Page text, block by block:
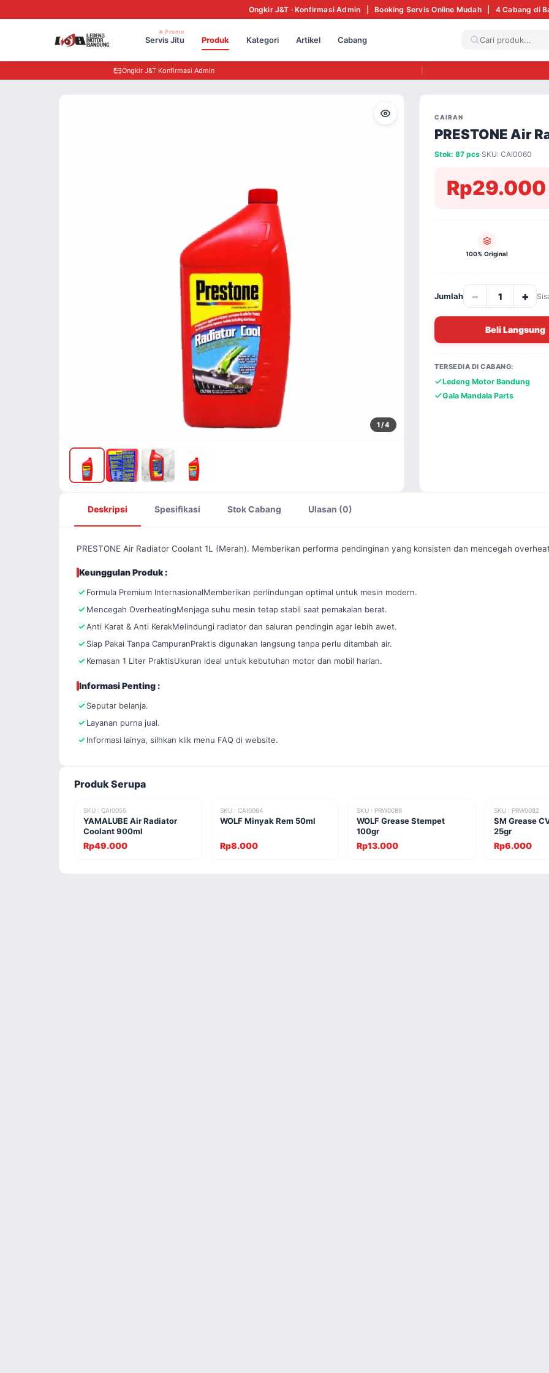
Ongkir J&T · Konfirmasi Admin | Booking Servis Online Mudah | 4 Cabang di
Servis Jitu
🔥 Promo
Produk Kategori Artikel Cabang
Ongkir J&T Konfirmasi Admin
1/ 4
CAIRAN
PRESTONE Air
Stok: 87 pcs·SKU: CAI0060
Rp29.000
100% Original
Jumlah − +
Beli Langsung
TERSEDIA DI CABANG:
Ledeng Motor Bandung
Gala Mandala Parts
Deskripsi Spesifikasi Stok Cabang Ulasan (0)
PRESTONE Air Radiator Coolant 1L (Merah). Memberikan performa pendinginan yang konsisten dan mencegah
Keunggulan Produk :
Formula Premium InternasionalMemberikan perlindungan optimal untuk mesin modern.
Mencegah OverheatingMenjaga suhu mesin tetap stabil saat pemakaian berat.
Anti Karat & Anti KerakMelindungi radiator dan saluran pendingin agar lebih awet.
Siap Pakai Tanpa CampuranPraktis digunakan langsung tanpa perlu ditambah air.
Kemasan 1 Liter PraktisUkuran ideal untuk kebutuhan motor dan mobil harian.
Informasi Penting :
Seputar belanja.
Layanan purna jual.
Informasi lainya, silhkan klik menu FAQ di website.
Produk Serupa
SKU : CAI0055
YAMALUBE Air Radiator
Coolant 900ml
Rp49.000
SKU : CAI0064
WOLF Minyak Rem 50ml
Rp8.000
SKU : PRW0089
WOLF Grease Stempet
100gr
Rp13.000
SKU : PRW0082
SM Grease
25gr
Rp6.000